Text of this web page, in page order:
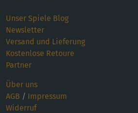
Unser Spiele Blog
Newsletter
Versand und Lieferung
Kostenlose Retoure
Partner
Über uns
AGB / Impressum
Widerruf